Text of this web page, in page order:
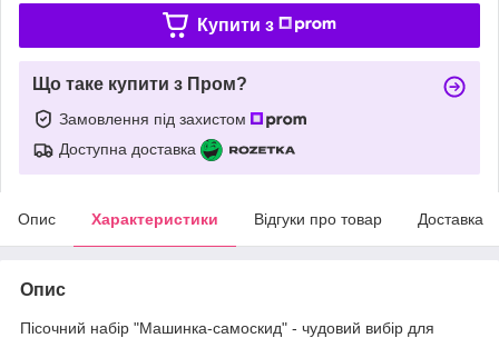
Купити з
Що таке купити з Пром?
Замовлення під захистом
Доступна доставка
Опис Характеристики Відгуки про товар Доставка
Опис
Пісочний набір "Машинка-самоскид" - чудовий вибір для